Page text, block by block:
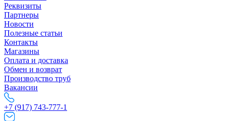
Реквизиты
Партнеры
Новости
Полезные статьи
Контакты
Магазины
Оплата и доставка
Обмен и возврат
Производство труб
Вакансии
+7 (917) 743-777-1